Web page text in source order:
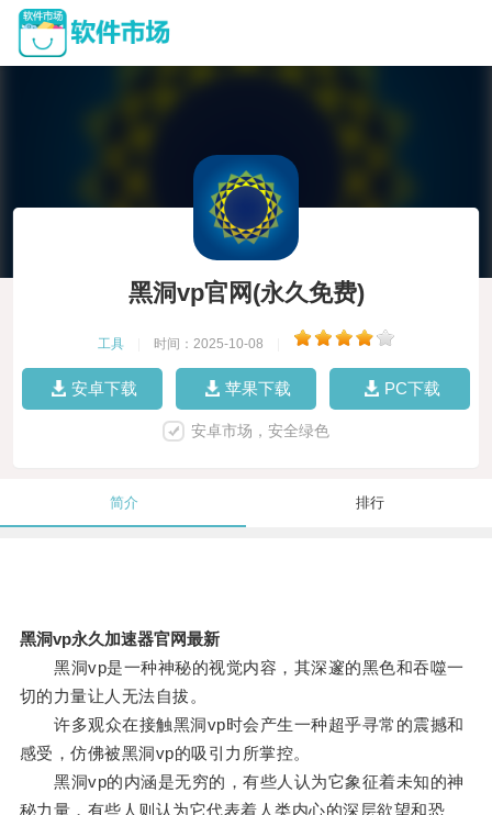
黑洞vp官网(永久免费)
工具 时间：2025-10-08
安卓下载 苹果下载 PC下载
安卓市场，安全绿色
简介 排行
黑洞vp永久加速器官网最新
黑洞vp是一种神秘的视觉内容，其深邃的黑色和吞噬一
切的力量让人无法自拔。
许多观众在接触黑洞vp时会产生一种超乎寻常的震撼和
感受，仿佛被黑洞vp的吸引力所掌控。
黑洞vp的内涵是无穷的，有些人认为它象征着未知的神
秘力量，有些人则认为它代表着人类内心的深层欲望和恐